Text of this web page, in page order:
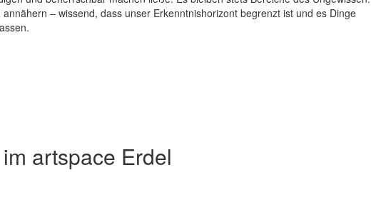
– wissend, dass unser Erkenntnishorizont begrenzt ist und es Dinge
artspace Erdel